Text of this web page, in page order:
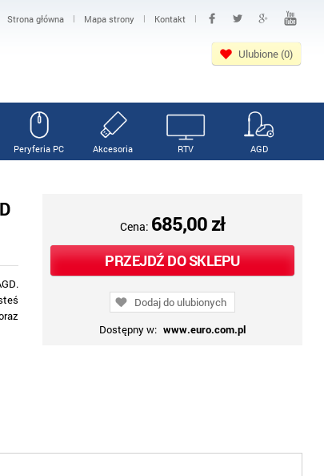
Strona główna | Mapa strony | Kontakt |
Ulubione (0)
Peryferia PC Akcesoria RTV AGD
Cena: 685,00 zł
PRZEJDŹ DO SKLEPU
Dodaj do ulubionych
Dostępny w: www.euro.com.pl